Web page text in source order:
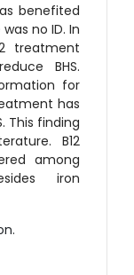
benefited
no ID. In
treatment
BHS.
for
has
This finding
B12
among
iron